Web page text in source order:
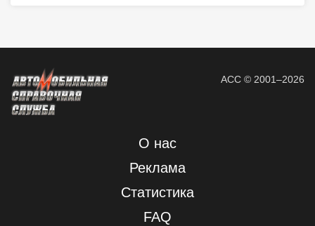
АСС © 2001–2026
О нас
Реклама
Статистика
FAQ